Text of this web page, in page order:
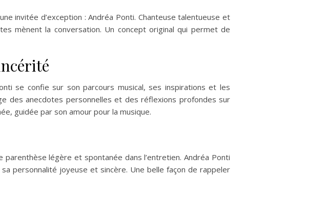
invitée d’exception : Andréa Ponti. Chanteuse talentueuse et
mènent la conversation. Un concept original qui permet de
se confie sur son parcours musical, ses inspirations et les
des anecdotes personnelles et des réflexions profondes sur
guidée par son amour pour la musique.
parenthèse légère et spontanée dans l’entretien. Andréa Ponti
personnalité joyeuse et sincère. Une belle façon de rappeler